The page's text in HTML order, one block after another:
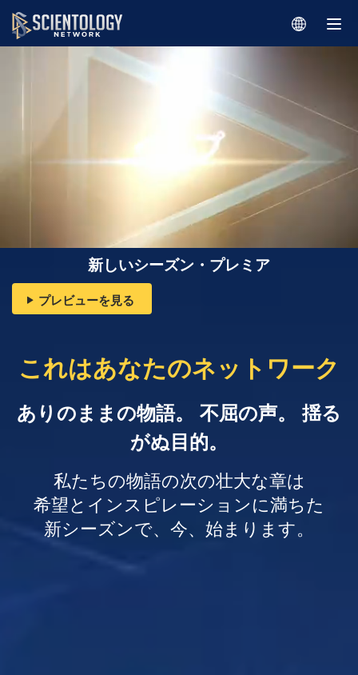
新しいシーズン・プレミア
プレビューを見る
これはあなたのネットワーク
ありのままの物語。 不屈の声。 揺る
がぬ目的。
私たちの物語の次の壮大な章は
希望とインスピレーションに満ちた
新シーズンで、今、始まります。